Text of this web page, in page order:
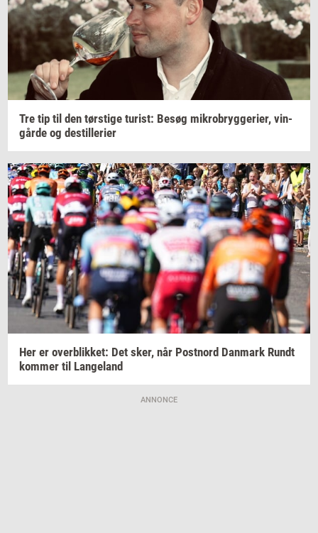
Tre tip til den tørsti­ge turist: Besøg mi­kro­bryg­ge­ri­er, vin­
går­de og destil­le­ri­er
Her er over­blik­ket: Det sker, når Po­st­n­ord Dan­mark Rundt
kom­mer til Lan­geland
ANNONCE